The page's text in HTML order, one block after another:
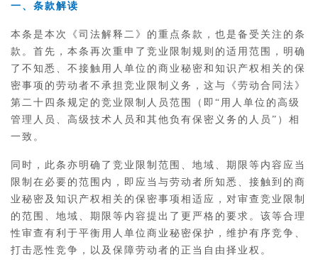
一、条款解读
本条是本次《司法解释二》的重点条款，也是备受关注的条
款。首先，本条再次重申了竞业限制规则的适用范围，明确
了不知悉、不接触用人单位的商业秘密和知识产权相关的保
密事项的劳动者不承担竞业限制义务，这与《劳动合同法》
第二十四条规定的竞业限制人员范围（即“用人单位的高级
管理人员、高级技术人员和其他负有保密义务的人员”）相
一致。
同时，此条亦明确了竞业限制范围、地域、期限等内容应当
限制在必要的范围内，即应当与劳动者所知悉、接触到的商
业秘密及知识产权相关的保密事项相适应，对审查竞业限制
的范围、地域、期限等内容提出了更严格的要求。该等合理
性审查有利于平衡用人单位商业秘密保护，维护有序竞争、
打击恶性竞争，以及保障劳动者的正当自由择业权。